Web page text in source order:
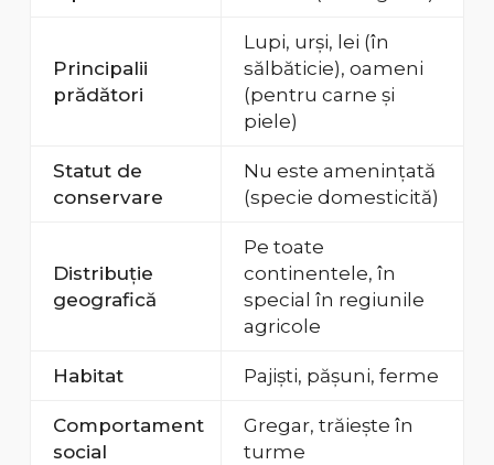
Principalii
prădători
Lupi, urși, lei (în
sălbăticie), oameni
(pentru carne și
piele)
Statut de
conservare
Nu este amenințată
(specie domesticită)
Distribuție
geografică
Pe toate
continentele, în
special în regiunile
agricole
Habitat Pajiști, pășuni, ferme
Comportament
social
Gregar, trăiește în
turme